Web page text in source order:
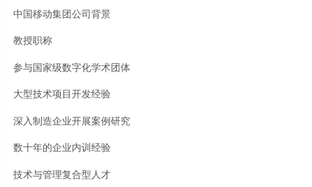
中国移动集团公司背景
教授职称
参与国家级数字化学术团体
大型技术项目开发经验
深入制造企业开展案例研究
数十年的企业内训经验
技术与管理复合型人才